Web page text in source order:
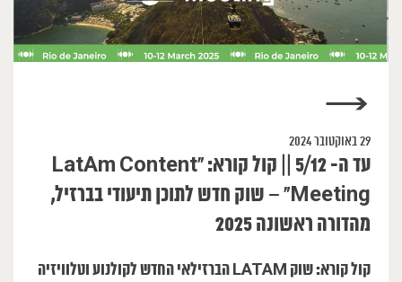
→
29 באוקטובר 2024
עד ה- 5/12 || קול קורא: “LatAm Content
Meeting” – שוק חדש לתוכן תיעודי בברזיל,
מהדורה ראשונה 2025
קול קורא: שוק LATAM הברזילאי החדש לקולנוע וטלוויזיה